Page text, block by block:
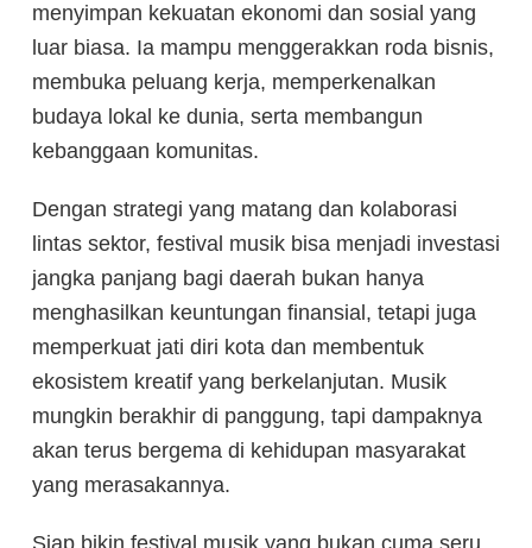
menyimpan kekuatan ekonomi dan sosial yang
luar biasa. Ia mampu menggerakkan roda bisnis,
membuka peluang kerja, memperkenalkan
budaya lokal ke dunia, serta membangun
kebanggaan komunitas.
Dengan strategi yang matang dan kolaborasi
lintas sektor, festival musik bisa menjadi investasi
jangka panjang bagi daerah bukan hanya
menghasilkan keuntungan finansial, tetapi juga
memperkuat jati diri kota dan membentuk
ekosistem kreatif yang berkelanjutan. Musik
mungkin berakhir di panggung, tapi dampaknya
akan terus bergema di kehidupan masyarakat
yang merasakannya.